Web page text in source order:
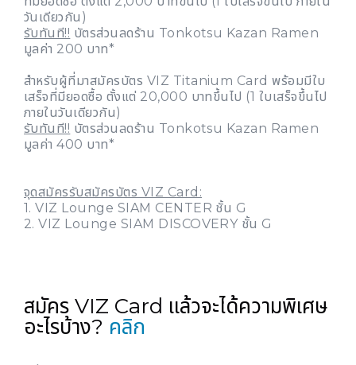
วันเดียวกัน)
รับทันที!! บัตรส่วนลดร้าน Tonkotsu Kazan Ramen
มูลค่า 200 บาท*
สำหรับผู้ที่มาสมัครบัตร VIZ Titanium Card พร้อมมีใบ
เสร็จที่มียอดซื้อ ตั้งแต่ 20,000 บาทขึ้นไป (1 ใบเสร็จขึ้นไป
ภายในวันเดียวกัน)
รับทันที!! บัตรส่วนลดร้าน Tonkotsu Kazan Ramen
มูลค่า 400 บาท*
จุดสมัครรับสมัครบัตร VIZ Card:
1. VIZ Lounge SIAM CENTER ชั้น G
2. VIZ Lounge SIAM DISCOVERY ชั้น G
สมัคร VIZ Card แล้วจะได้ความพิเศษ
อะไรบ้าง? คลิก